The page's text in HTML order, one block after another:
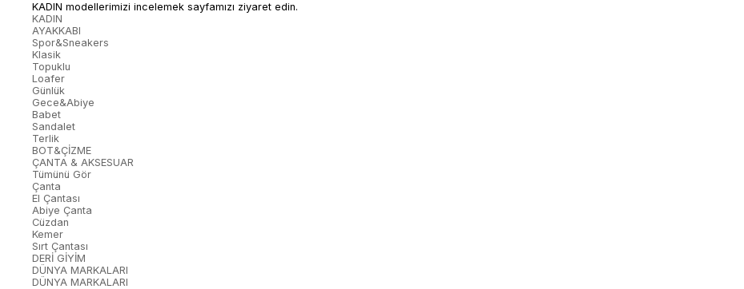
KADIN modellerimizi incelemek sayfamızı ziyaret edin.
KADIN
AYAKKABI
Spor&Sneakers
Klasik
Topuklu
Loafer
Günlük
Gece&Abiye
Babet
Sandalet
Terlik
BOT&ÇİZME
ÇANTA & AKSESUAR
Tümünü Gör
Çanta
El Çantası
Abiye Çanta
Cüzdan
Kemer
Sırt Çantası
DERİ GİYİM
DÜNYA MARKALARI
DÜNYA MARKALARI